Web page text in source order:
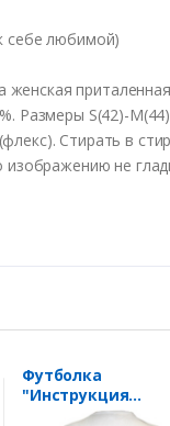
себе любимой)
женская
Размеры S(42)-
Стирать в
изображению не
Футболка
"Инструкция
молодой мамы"